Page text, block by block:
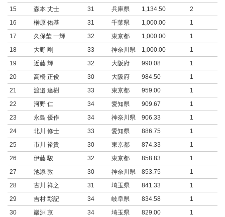
15
森本 丈士 31 兵庫県 1,134.50
2
16
榊原 佑基 31 千葉県 1,000.00
1
17
久保埜 一輝 32 東京都 1,000.00
1
18
大野 剛 33 神奈川県 1,000.00
1
19
近藤 輝 32 大阪府 990.08
1
20
高橋 正俊 30 大阪府 984.50
1
21
渡邉 達樹 33 東京都 959.00
1
22
河野 仁 34 愛知県 909.67
1
23
永島 優作 34 神奈川県 906.33
1
24
北川 修士 33 愛知県 886.75
1
25
市川 裕貴 30 東京都 874.33
1
26
伊藤 駿 32 東京都 858.83
1
27
池添 敦 30 神奈川県 853.75
1
28
古川 祥之 31 埼玉県 841.33
1
29
吉村 彰記 34 岐阜県 834.58
1
30
巖淵 京 34 埼玉県 829.00
1